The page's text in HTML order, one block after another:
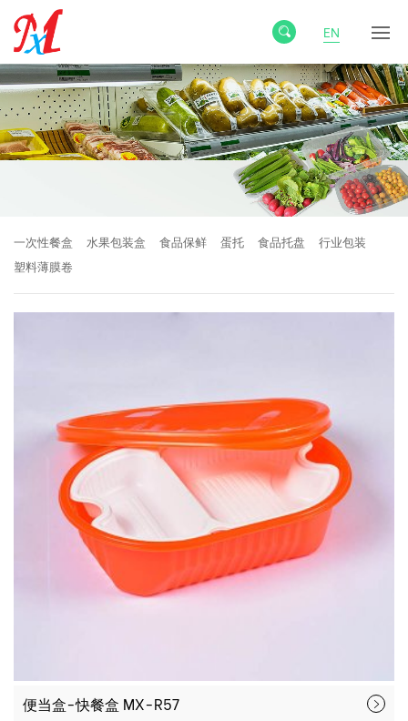
EN
一次性餐盒 水果包装盒 食品保鲜 蛋托 食品托盘
行业包装
塑料薄膜卷
便当盒-快餐盒 MX-R57